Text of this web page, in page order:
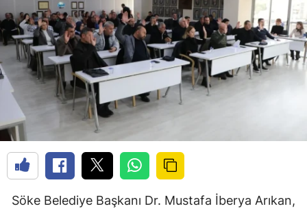
Söke Belediye Başkanı Dr. Mustafa İberya Arıkan,